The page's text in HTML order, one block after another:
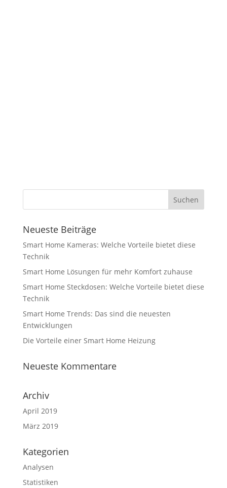
Neueste Beiträge
Smart Home Kameras: Welche Vorteile bietet diese
Technik
Smart Home Lösungen für mehr Komfort zuhause
Smart Home Steckdosen: Welche Vorteile bietet diese
Technik
Smart Home Trends: Das sind die neuesten
Entwicklungen
Die Vorteile einer Smart Home Heizung
Neueste Kommentare
Archiv
April 2019
März 2019
Kategorien
Analysen
Statistiken